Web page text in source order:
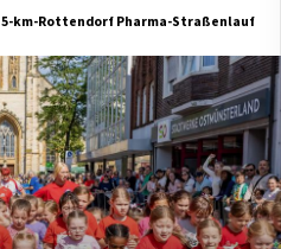
5-km-Rottendorf Pharma-Straßenlauf